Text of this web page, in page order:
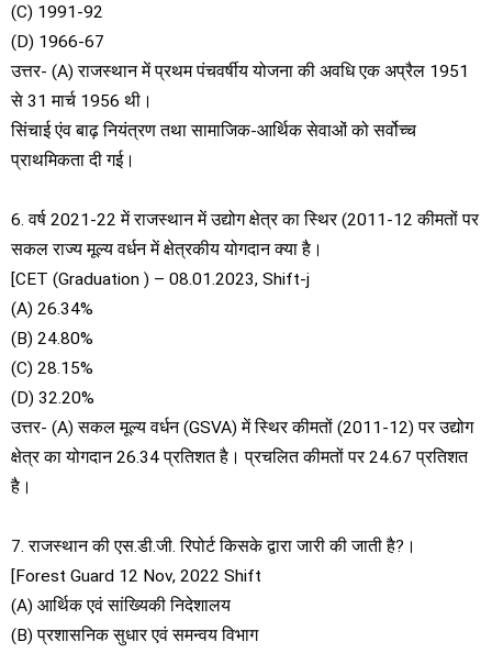
(C) 1991-92
(D) 1966-67
उत्तर- (A) राजस्थान में प्रथम पंचवर्षीय योजना की अवधि एक अप्रैल 1951
से 31 मार्च 1956 थी।
सिंचाई एंव बाढ़ नियंत्रण तथा सामाजिक-आर्थिक सेवाओं को सर्वोच्च
प्राथमिकता दी गई।
6. वर्ष 2021-22 में राजस्थान में उद्योग क्षेत्र का स्थिर (2011-12 कीमतों पर
सकल राज्य मूल्य वर्धन में क्षेत्रकीय योगदान क्या है।
[CET (Graduation ) – 08.01.2023, Shift-j
(A) 26.34%
(B) 24.80%
(C) 28.15%
(D) 32.20%
उत्तर- (A) सकल मूल्य वर्धन (GSVA) में स्थिर कीमतों (2011-12) पर उद्योग
क्षेत्र का योगदान 26.34 प्रतिशत है। प्रचलित कीमतों पर 24.67 प्रतिशत
है।
7. राजस्थान की एस.डी.जी. रिपोर्ट किसके द्वारा जारी की जाती है?।
[Forest Guard 12 Nov, 2022 Shift
(A) आर्थिक एवं सांख्यिकी निदेशालय
(B) प्रशासनिक सुधार एवं समन्वय विभाग